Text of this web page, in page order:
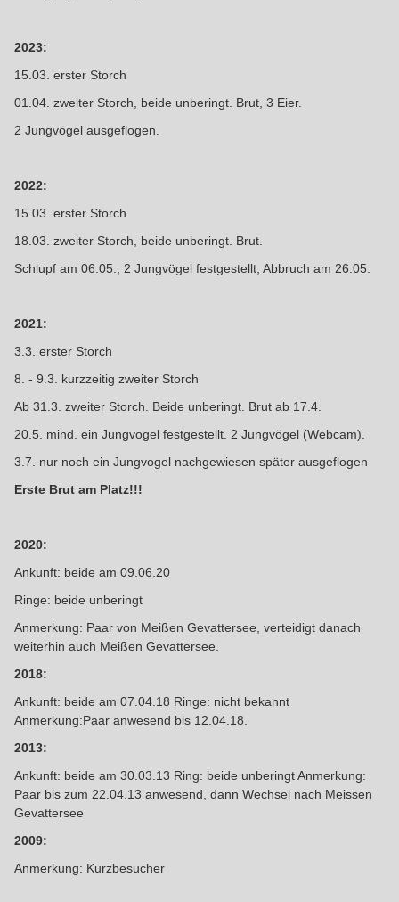
2023:
15.03. erster Storch
01.04. zweiter Storch, beide unberingt. Brut, 3 Eier.
2 Jungvögel ausgeflogen.
2022:
15.03. erster Storch
18.03. zweiter Storch, beide unberingt. Brut.
Schlupf am 06.05., 2 Jungvögel festgestellt, Abbruch am 26.05.
2021:
3.3. erster Storch
8. - 9.3. kurzzeitigzweiter Storch
Ab 31.3. zweiter Storch.
Beide unberingt. Brut ab 17.4.
20.5. mind. ein Jungvogel festgestellt. 2 Jungvögel (Webcam).
3.7. nur noch ein Jungvogel nachgewiesen später ausgeflogen
Erste Brut am Platz!!!
2020:
Ankunft: beide am 09.06.20
Ringe: beide unberingt
Anmerkung: Paar von Meißen Gevattersee, verteidigt danach
weiterhin auch Meißen Gevattersee.
2018:
Ankunft: beide am 07.04.18 Ringe: nicht bekannt
Anmerkung:Paar anwesend bis 12.04.18.
2013:
Ankunft: beide am 30.03.13 Ring: beide unberingt Anmerkung:
Paar bis zum 22.04.13 anwesend, dann Wechsel nach Meissen
Gevattersee
2009:
Anmerkung: Kurzbesucher